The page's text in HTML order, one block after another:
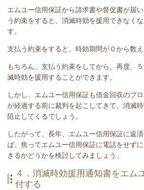
エムユー信用保証から請求書や督促書が届
う約束をすると、消滅時効を援用できなく
す。
支払う約束をすると、時効期間が０から数え
もちろん、支払う約束をしてから、再度、
滅時効を援用することができます。
しかし、エムユー信用保証も借金回収のプ
が経過する前に裁判を起こしてきて、消滅
阻止してくるでしょう。
したがって、長年、エムユー信用保証に返
ば、焦ってエムユー信用保証に電話をせず
きるかどうかを検討してみましょう。
４．消滅時効援用通知書をエム
付する